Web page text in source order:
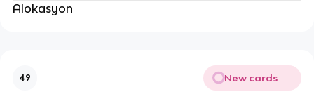
Alokasyon
49 New cards